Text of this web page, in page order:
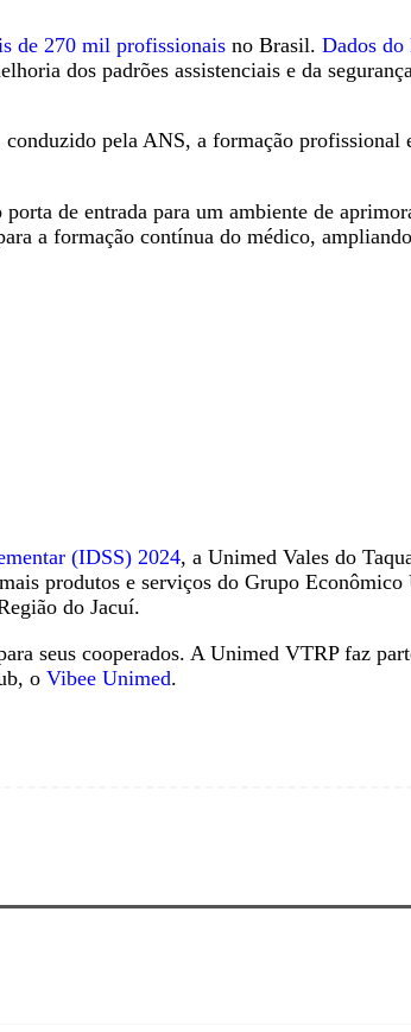
de 270 mil profissionais no Brasil.Dados
dos padrões assistenciais e da
conduzido pela ANS, a formação profissional
de entrada para um ambiente de
a formação contínua do médico,
(IDSS) 2024, a Unimed Vales do
produtos e serviços do Grupo
do Jacuí.
seus cooperados. A Unimed VTRP faz
oVibee Unimed.